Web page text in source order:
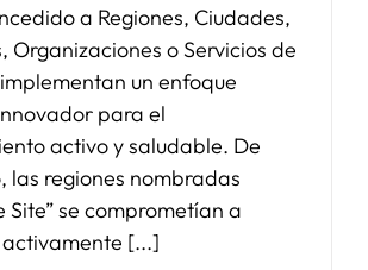
a Regiones, Ciudades,
Organizaciones o Servicios de
un enfoque
para el
activo y saludable. De
las regiones nombradas
Site” se comprometían a
[...]